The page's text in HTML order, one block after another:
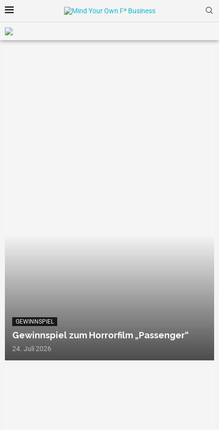
GEWINNSPIEL
Gewinnspiel zum Horrorfilm „Passenger“
24. Juli 2026